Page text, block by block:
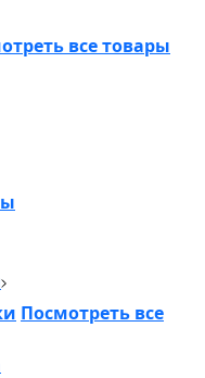
все товары
Посмотреть все